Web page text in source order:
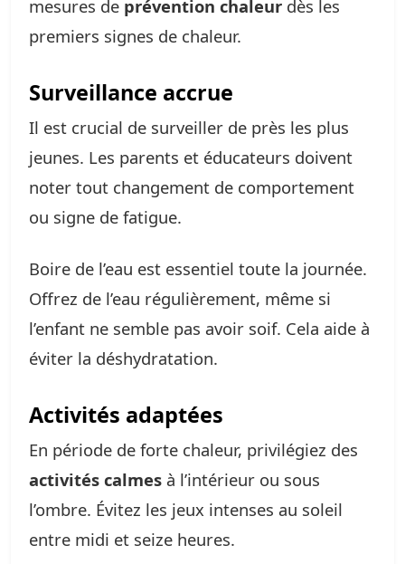
mesures de prévention chaleur dès les
premiers signes de chaleur.
Surveillance accrue
Il est crucial de surveiller de près les plus
jeunes. Les parents et éducateurs doivent
noter tout changement de comportement
ou signe de fatigue.
Boire de l’eau est essentiel toute la journée.
Offrez de l’eau régulièrement, même si
l’enfant ne semble pas avoir soif. Cela aide à
éviter la déshydratation.
Activités adaptées
En période de forte chaleur, privilégiez des
activités calmes à l’intérieur ou sous
l’ombre. Évitez les jeux intenses au soleil
entre midi et seize heures.